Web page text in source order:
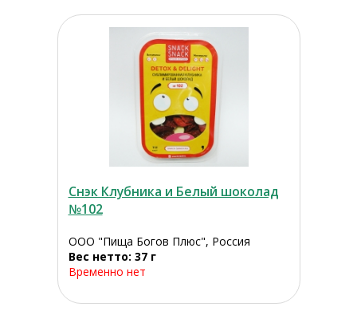
Снэк Клубника и Белый шоколад
№102
ООО "Пища Богов Плюс", Россия
Вес нетто: 37 г
Временно нет